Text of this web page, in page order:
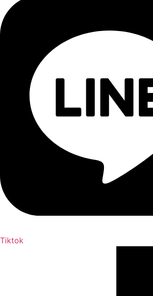
Tiktok